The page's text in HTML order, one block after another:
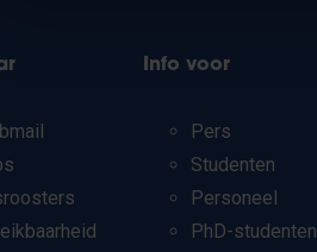
Info voor
Pers
Studenten
Personeel
PhD-studenten